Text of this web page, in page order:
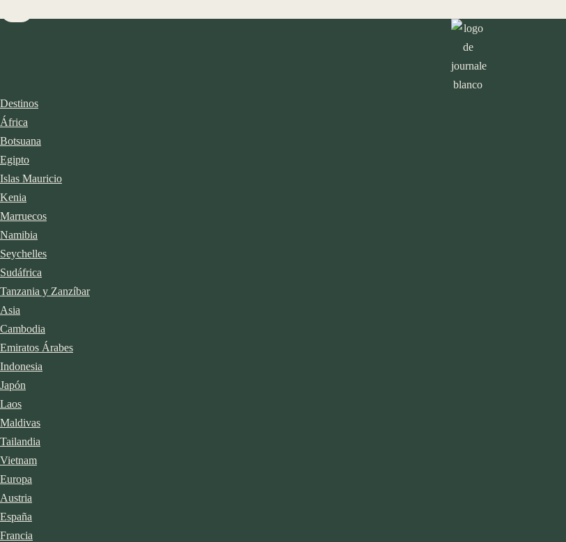
Destinos
África
Botsuana
Egipto
Islas Mauricio
Kenia
Marruecos
Namibia
Seychelles
Sudáfrica
Tanzania y Zanzíbar
Asia
Cambodia
Emiratos Árabes
Indonesia
Japón
Laos
Maldivas
Tailandia
Vietnam
Europa
Austria
España
Francia